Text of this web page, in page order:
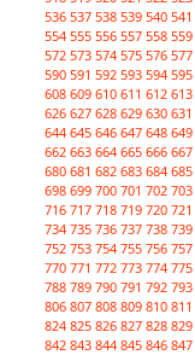
536 537 538 539 540 541
554 555 556 557 558 559
572 573 574 575 576 577
590 591 592 593 594 595
608 609 610 611 612 613
626 627 628 629 630 631
644 645 646 647 648 649
662 663 664 665 666 667
680 681 682 683 684 685
698 699 700 701 702 703
716 717 718 719 720 721
734 735 736 737 738 739
752 753 754 755 756 757
770 771 772 773 774 775
788 789 790 791 792 793
806 807 808 809 810 811
824 825 826 827 828 829
842 843 844 845 846 847